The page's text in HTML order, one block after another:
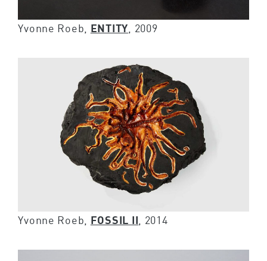
Yvonne Roeb, ENTITY , 2009
Yvonne Roeb, FOSSIL II , 2014